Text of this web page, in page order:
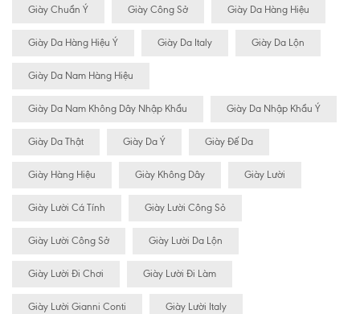
Giày Chuẩn Ý Giày Công Sở Giày Da Hàng Hiệu
Giày Da Hàng Hiệu Ý Giày Da Italy Giày Da Lộn
Giày Da Nam Hàng Hiệu
Giày Da Nam Không Dây Nhập Khẩu Giày Da Nhập Khẩu Ý
Giày Da Thật Giày Da Ý Giày Đế Da
Giày Hàng Hiệu Giày Không Dây Giày Lười
Giày Lười Cá Tính Giày Lười Công Sỏ
Giày Lười Công Sở Giày Lười Da Lộn
Giày Lười Đi Chơi Giày Lười Đi Làm
Giày Lười Gianni Conti Giày Lười Italy